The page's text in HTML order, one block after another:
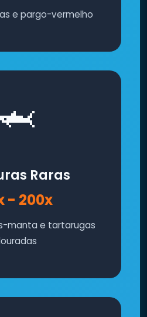
e pargo-vermelho
🦈
Raras
- 200x
manta e tartarugas